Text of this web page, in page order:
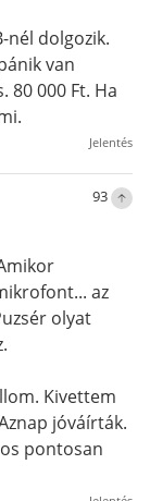
nél dolgozik.
van
80 000 Ft. Ha
Jelentés
93
az
olyat
Kivettem
jóváírták.
pontosan